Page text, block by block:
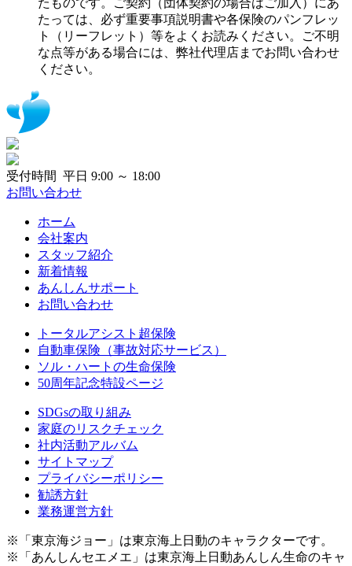
たものです。ご契約（団体契約の場合はご加入）にあ
たっては、必ず重要事項説明書や各保険のパンフレッ
ト（リーフレット）等をよくお読みください。ご不明
な点等がある場合には、弊社代理店までお問い合わせ
ください。
受付時間 平日 9:00 ～ 18:00
お問い合わせ
ホーム
会社案内
スタッフ紹介
新着情報
あんしんサポート
お問い合わせ
トータルアシスト超保険
自動車保険（事故対応サービス）
ソル・ハートの生命保険
50周年記念特設ページ
SDGsの取り組み
家庭のリスクチェック
社内活動アルバム
サイトマップ
プライバシーポリシー
勧誘方針
業務運営方針
※「東京海ジョー」は東京海上日動のキャラクターです。
※「あんしんセエメエ」は東京海上日動あんしん生命のキャ